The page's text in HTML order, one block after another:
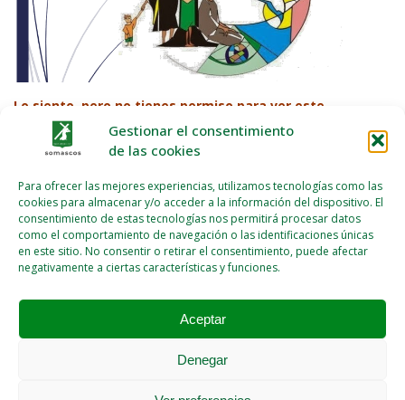
Gestionar el consentimiento
de las cookies
Para ofrecer las mejores experiencias, utilizamos tecnologías como las
cookies para almacenar y/o acceder a la información del dispositivo. El
consentimiento de estas tecnologías nos permitirá procesar datos
como el comportamiento de navegación o las identificaciones únicas
en este sitio. No consentir o retirar el consentimiento, puede afectar
negativamente a ciertas características y funciones.
Aceptar
Denegar
Lo siento, pero no tienes permiso para ver este
contenido, debes autentificarte primeroAQUÍ.
Navegación
de
entradas
Profesión Simple de Theogene y Evaristo
Nueva Edición de Vita Somasca: Un Vínculo entre Fe
y Acción
Espacio Seguro
Política de cookies (UE)
Política de privacidad